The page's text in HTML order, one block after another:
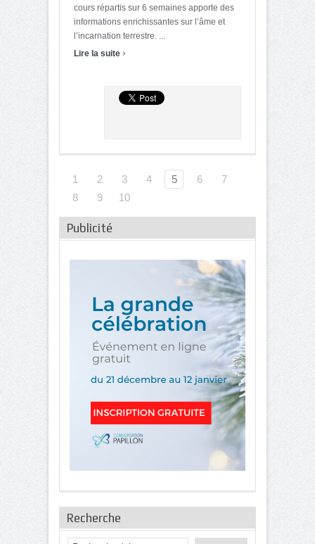
cours répartis sur 6 semaines apporte des
informations enrichissantes sur l’âme et
l’incarnation terrestre. ...
Lire la suite ›
1 2 3 4 5 6
7
8
9 10
Publicité
Recherche